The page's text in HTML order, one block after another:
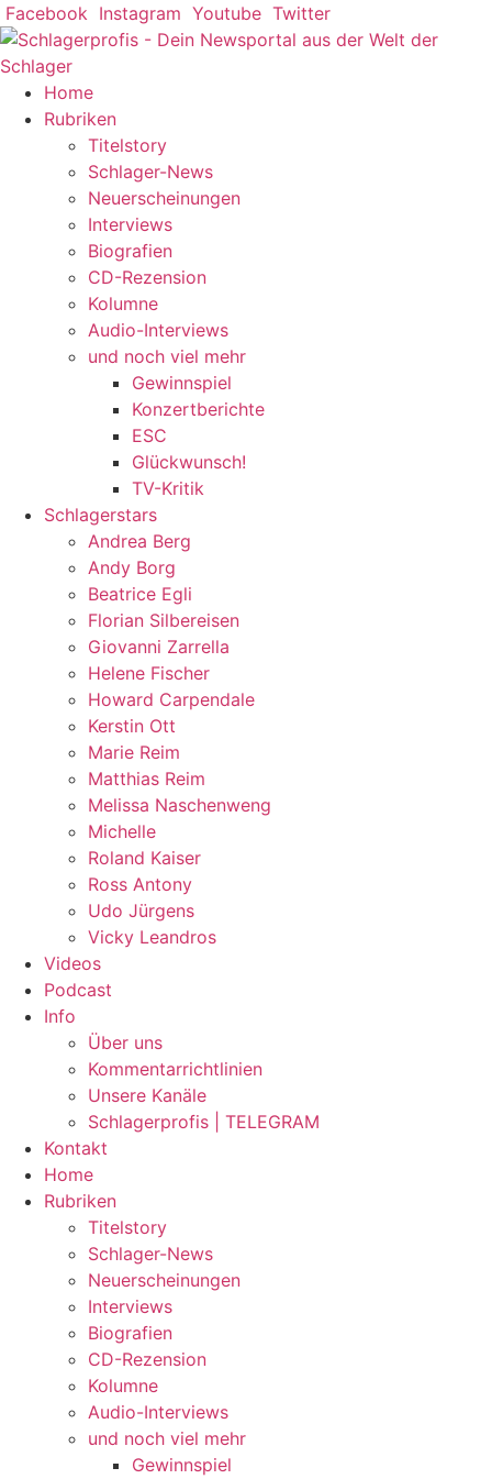
Zum
Inhalt
springen
Facebook Instagram Youtube Twitter
Home
Rubriken
Titelstory
Schlager-News
Neuerscheinungen
Interviews
Biografien
CD-Rezension
Kolumne
Audio-Interviews
und noch viel mehr
Gewinnspiel
Konzertberichte
ESC
Glückwunsch!
TV-Kritik
Schlagerstars
Andrea Berg
Andy Borg
Beatrice Egli
Florian Silbereisen
Giovanni Zarrella
Helene Fischer
Howard Carpendale
Kerstin Ott
Marie Reim
Matthias Reim
Melissa Naschenweng
Michelle
Roland Kaiser
Ross Antony
Udo Jürgens
Vicky Leandros
Videos
Podcast
Info
Über uns
Kommentarrichtlinien
Unsere Kanäle
Schlagerprofis | TELEGRAM
Kontakt
Home
Rubriken
Titelstory
Schlager-News
Neuerscheinungen
Interviews
Biografien
CD-Rezension
Kolumne
Audio-Interviews
und noch viel mehr
Gewinnspiel